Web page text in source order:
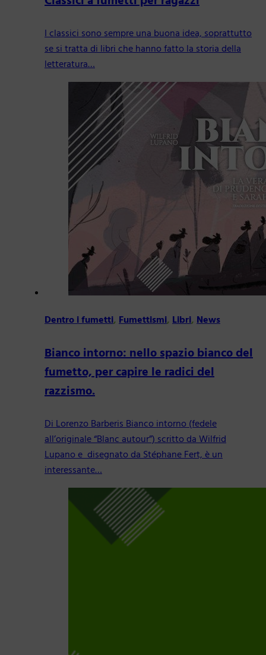
I classici sono sempre una buona idea, soprattutto
se si tratta di libri che hanno fatto la storia della
letteratura…
Dentro i fumetti,Fumettismi,Libri,News
Bianco intorno: nello spazio bianco del
fumetto, per capire le radici del
razzismo.
Di Lorenzo Barberis Bianco intorno (fedele
all’originale “Blanc autour”) scritto da Wilfrid
Lupano e disegnato da Stéphane Fert, è un
interessante…